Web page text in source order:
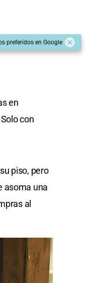
preferidos en Google
en
con
piso, pero
asoma una
al